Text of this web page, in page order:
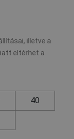
illetve a
eltérhet a
40